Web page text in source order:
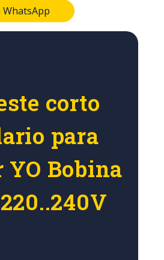
corto
para
Bobina